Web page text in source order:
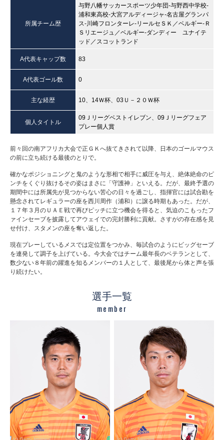
所属チーム歴
与野八幡サッカースポーツ少年団-与野西中学校-
浦和東高校-大宮アルディージャ-名古屋グランパ
ス-川崎フロンターレ-リールセＳＫ／ベルギー-Ｒ
Ｓリエージュ／ベルギー-ダンディー ユナイテ
ッド／スコットランド
A代表キャップ数 83
A代表ゴール数 0
主な経歴 10、14Ｗ杯、03Ｕ－２０Ｗ杯
個人タイトル
09Ｊリーグベストイレブン、09Ｊリーグフェア
プレー個人賞
前々回の南アフリカ大会で正ＧＫへ抜てきされて以降、日本のゴールマウス
の前に立ち続ける最後のとりで。
確かなポジショニングと鬼のような形相で相手に威圧を与え、絶体絶命のピ
ンチをくぐり抜けるその姿はまさに「守護神」といえる。だが、最終予選の
期間中には所属先が見つからない苦心の日々を過ごし、指揮官には試合勘を
懸念されてレギュラーの座を西川周作（浦和）に譲る時期もあった。だが、
１７年３月のＵＡＥ戦で再びピッチに立つ機会を得ると、気迫のこもったフ
ァインセーブを披露してアウェイでの完封勝利に貢献。さすがの存在感を見
せ付け、スタメンの座を奪い返した。
現在プレーしているメスでは定位置をつかみ、毎試合のようにビッグセーブ
を連発して調子を上げている。今大会ではチーム最年長のベテランとして、
数少ない８年前の躍進を知るメンバーの１人として、最後尾から体と声を張
り続けたい。
選手一覧
member